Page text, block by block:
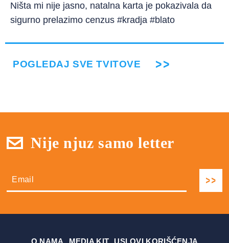
Ništa mi nije jasno, natalna karta je pokazivala da
sigurno prelazimo cenzus #kradja #blato
POGLEDAJ SVE TVITOVE
Nije njuz samo letter
О NAMA MEDIA KIT USLOVI KORIŠĆENJA